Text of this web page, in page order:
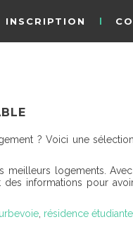
INSCRIPTION
? Voici une
meilleurs logements.
informations pour
résidence